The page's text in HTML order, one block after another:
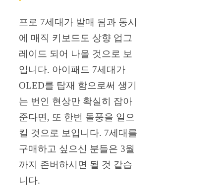
프로 7세대가 발매 됨과 동시
에 매직 키보드도 상향 업그
레이드 되어 나올 것으로 보
입니다. 아이패드 7세대가
OLED를 탑재 함으로써 생기
는 번인 현상만 확실히 잡아
준다면, 또 한번 돌풍을 일으
킬 것으로 보입니다. 7세대를
구매하고 싶으신 분들은 3월
까지 존버하시면 될 것 같습
니다.